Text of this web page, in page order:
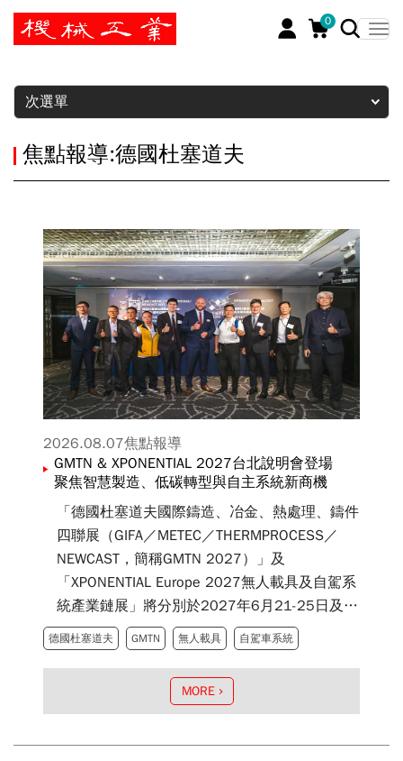
0
暫停
次選單
焦點報導:德國杜塞道夫
2026.08.07焦點報導
GMTN & XPONENTIAL 2027台北說明會登場
聚焦智慧製造、低碳轉型與自主系統新商機
「德國杜塞道夫國際鑄造、冶金、熱處理、鑄件
四聯展（GIFA／METEC／THERMPROCESS／
NEWCAST，簡稱GMTN 2027）」及
「XPONENTIAL Europe 2027無人載具及自駕系
統產業鏈展」將分別於2027年6月21-25日及
2027年3月16-18日在德國Messe Düsseldorf盛
大舉行。德國杜塞道夫展覽公司在台代表開國有
限公司於2026年8月5日在台北晶華酒店舉辦展
前說明會，邀請產官學代表踴躍參與，現場交流
德國杜塞道夫 GMTN 無人載具 自駕車系統
MORE